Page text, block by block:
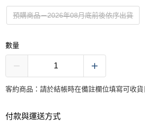
預購商品－2026年08月底前後依序出貨
數量
客約商品：請於結帳時在備註欄位填寫可收貨
付款與運送方式